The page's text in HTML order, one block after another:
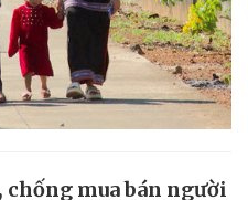
chống mua bán người